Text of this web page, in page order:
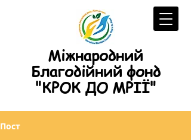
Міжнародний
Благодійний фонд
"КРОК ДО МРІЇ"
Пост